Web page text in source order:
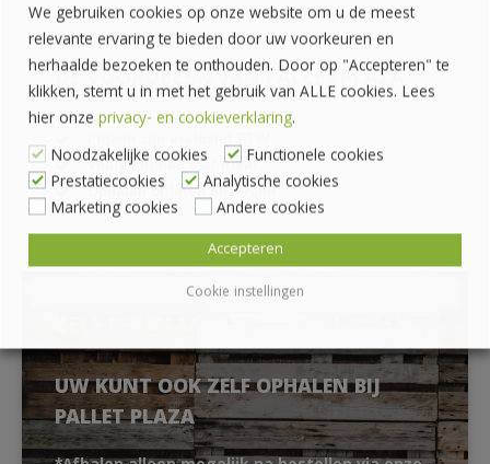
DE VOORDELEN VAN PALLETPLAZA
Prijzen zijn exclusief BTW
Veilig betalen met iDeal
Ophalen of laten bezorgen
UW KUNT OOK ZELF OPHALEN BIJ
PALLET PLAZA
We gebruiken cookies op onze website om u de meest
relevante ervaring te bieden door uw voorkeuren en
herhaalde bezoeken te onthouden. Door op "Accepteren" te
klikken, stemt u in met het gebruik van ALLE cookies. Lees
hier onze privacy- en cookieverklaring.
Noodzakelijke cookies
Functionele cookies
Prestatiecookies
Analytische cookies
Marketing cookies
Andere cookies
Cookie instellingen
Accepteren